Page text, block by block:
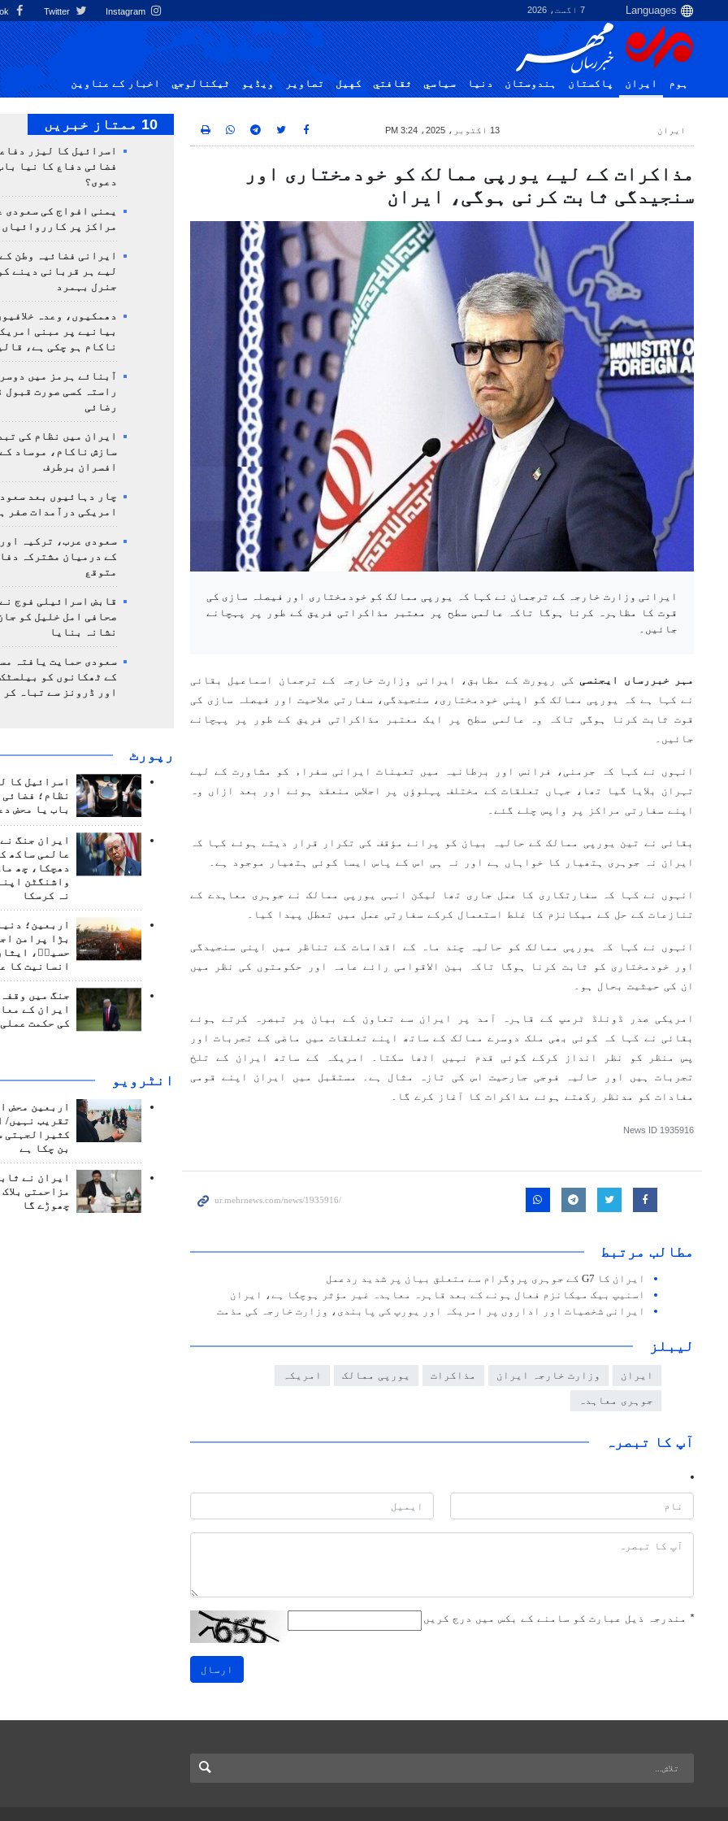
7 اگست، 2026 Instagram
ہوم ایران پاکستان ہندوستان دنیا سياسي ثقافتي کهيل تصاوير ویڈیو ٹيكنالوجي اخبار کے عناوین
ایران 13 اکتوبر، 2025، 3:24 PM
مذاکرات کے لیے یورپی ممالک کو خودمختاری اور
سنجیدگی ثابت کرنی ہوگی، ایران
ایرانی وزارت خارجہ کے ترجمان نے کہا کہ یورپی ممالک کو خودمختاری اور فیصلہ سازی کی
قوت کا مظاہرہ کرنا ہوگا تاکہ عالمی سطح پر معتبر مذاکراتی فریق کے طور پر پہچانے
جائیں۔
مہر خبررساں ایجنسی کی رپورٹ کے مطابق، ایرانی وزارت خارجہ کے ترجمان اسماعیل بقائی
نے کہا ہے کہ یورپی ممالک کو اپنی خودمختاری، سنجیدگی، سفارتی صلاحیت اور فیصلہ سازی کی
قوت ثابت کرنا ہوگی تاکہ وہ عالمی سطح پر ایک معتبر مذاکراتی فریق کے طور پر پہچانے
جائیں۔
انہوں نے کہا کہ جرمنی، فرانس اور برطانیہ میں تعینات ایرانی سفراء کو مشاورت کے لیے
تہران بلایا گیا تھا، جہاں تعلقات کے مختلف پہلوؤں پر اجلاس منعقد ہوئے اور بعد ازاں وہ
اپنے سفارتی مراکز پر واپس چلے گئے۔
بقائی نے تین یورپی ممالک کے حالیہ بیان کو پرانے مؤقف کی تکرار قرار دیتے ہوئے کہا کہ
ایران نہ جوہری ہتھیار کا خواہاں ہے اور نہ ہی اس کے پاس ایسا کوئی ہتھیار موجود ہے۔
انہوں نے کہا کہ سفارتکاری کا عمل جاری تھا لیکن انہی یورپی ممالک نے جوہری معاہدے کے
تنازعات کے حل کے میکانزم کا غلط استعمال کرکے سفارتی عمل میں تعطل پیدا کیا۔
انہوں نے کہا کہ یورپی ممالک کو حالیہ چند ماہ کے اقدامات کے تناظر میں اپنی سنجیدگی
اور خودمختاری کو ثابت کرنا ہوگا تاکہ بین الاقوامی رائے عامہ اور حکومتوں کی نظر میں
ان کی حیثیت بحال ہو۔
امریکی صدر ڈونلڈ ٹرمپ کے قاہرہ آمد پر ایران سے تعاون کے بیان پر تبصرہ کرتے ہوئے
بقائی نے کہا کہ کوئی بھی ملک دوسرے ممالک کے ساتھ اپنے تعلقات میں ماضی کے تجربات اور
پس منظر کو نظر انداز کرکے کوئی قدم نہیں اٹھا سکتا۔ امریکہ کے ساتھ ایران کے تلخ
تجربات ہیں اور حالیہ فوجی جارحیت اس کی تازہ مثال ہے۔ مستقبل میں ایران اپنے قومی
مفادات کو مدنظر رکھتے ہوئے مذاکرات کا آغاز کرے گا۔
News ID 1935916
مطالب مرتبط
ایران کا G7 کے جوہری پروگرام سے متعلق بیان پر شدید ردعمل
اسنیپ بیک میکانزم فعال ہونے کے بعد قاہرہ معاہدہ غیر مؤثر ہوچکا ہے، ایران
ایرانی شخصیات اور اداروں پر امریکہ اور یورپ کی پابندی، وزارت خارجہ کی مذمت
لیبلز
ایران وزارت خارجہ ایران مذاکرات یورپی ممالک امریکہ
جوہری معاہدہ
آپ کا تبصرہ
* مندرجہ ذیل عبارت کو سامنے کے بکس میں درج کریں
ارسال
10 ممتاز خبریں
اسرائیل کا لیزر
فضائی دفاع کا نیا
دعوی؟
یمنی افواج کی سعودی
مراکز پر کارروائیاں
ایرانی فضائیہ وطن
لیے ہر قربانی دینے
جنرل بہمرد
دھمکیوں، وعدہ
بیانیے پر مبنی
ناکام ہو چکی ہے،
آبنائے ہرمز میں
راستہ کسی صورت قبول
رضائی
ایران میں نظام کی
سازش ناکام، موساد
افسران برطرف
چار دہائیوں بعد
امریکی درآمدات صفر
سعودی عرب، ترکیہ
کے درمیان مشترکہ
متوقع
قابض اسرائیلی فوج
صحافی امل خلیل کو
نشانہ بنایا
سعودی حمایت یافتہ
کے ٹھکانوں کو
اور ڈرونز سے تباہ کر
رپورٹ
اسرائیل کا
نظام؛ فضائی
باب یا محض
ایران جنگ
عالمی ساکھ
دھچکا، چھ
واشنگٹن
نہ کرسکا
اربعین؛
بڑا پرامن
حسینؑ،
انسانیت کا
جنگ میں
ایران کے
کی حکمت
انٹرويو
اربعین محض
تقریب نہیں/
کثیرالجہتی
بن چکا ہے
ایران نے
مزاحمتی
چھوڑے گا